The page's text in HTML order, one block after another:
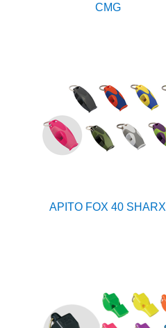
CMG
APITO FOX 40 SHARX